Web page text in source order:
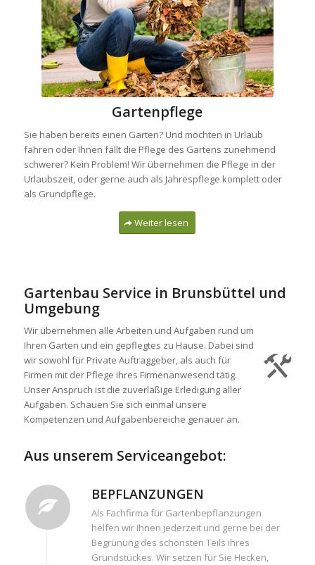
Gartenpflege
Sie haben bereits einen Garten? Und möchten in Urlaub
fahren oder Ihnen fällt die Pflege des Gartens zunehmend
schwerer? Kein Problem! Wir übernehmen die Pflege in der
Urlaubszeit, oder gerne auch als Jahrespflege komplett oder
als Grundpflege.
Weiter lesen
Gartenbau Service in Brunsbüttel und
Umgebung
Wir übernehmen alle Arbeiten und Aufgaben rund um
Ihren Garten und ein gepflegtes zu Hause. Dabei sind
wir sowohl für Private Auftraggeber, als auch für
Firmen mit der Pflege ihres Firmenanwesend tätig.
Unser Anspruch ist die zuverläßige Erledigung aller
Aufgaben. Schauen Sie sich einmal unsere
Kompetenzen und Aufgabenbereiche genauer an.
Aus unserem Serviceangebot:
BEPFLANZUNGEN
Als Fachfirma für Gartenbepflanzungen
helfen wir Ihnen jederzeit und gerne bei der
Begrünung des schönsten Teils ihres
Grundstückes. Wir setzen für Sie Hecken,